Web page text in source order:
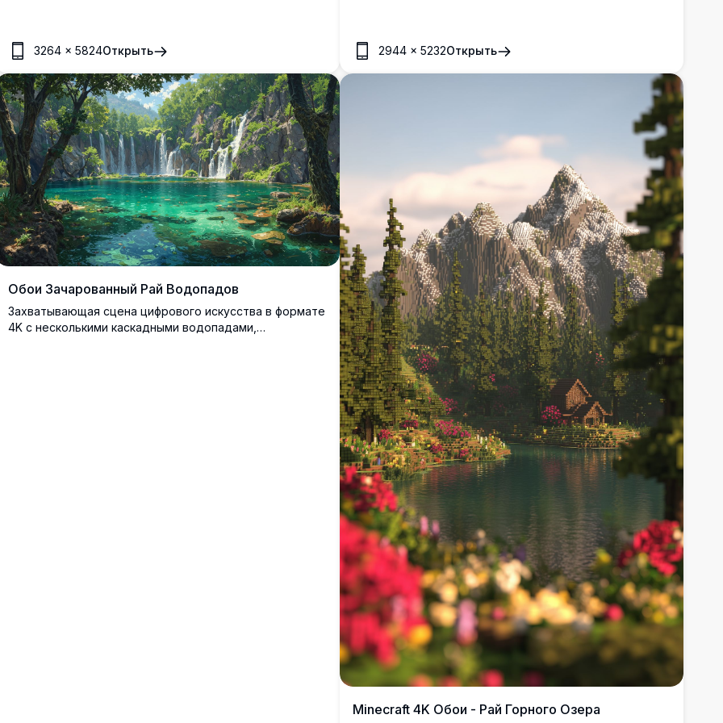
дикой природы, что делает его идеальным для
энтузиастов Minecraft, стремящихся улучшить свой
мобильный интерфейс успокаивающим штрихом.
3264 ×5824Открыть 2944× 5232Открыть
Обои Зачарованный Рай Водопадов
Захватывающая сцена цифрового искусства в формате
4K с несколькими каскадными водопадами,
Minecraft 4K Обои - Рай Горного Озера